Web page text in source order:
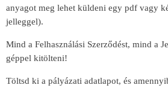
anyagot meg lehet küldeni egy pdf vagy
jelleggel).
Mind a Felhasználási Szerződést, mind a
géppel kitölteni!
Töltsd ki a pályázati adatlapot, és